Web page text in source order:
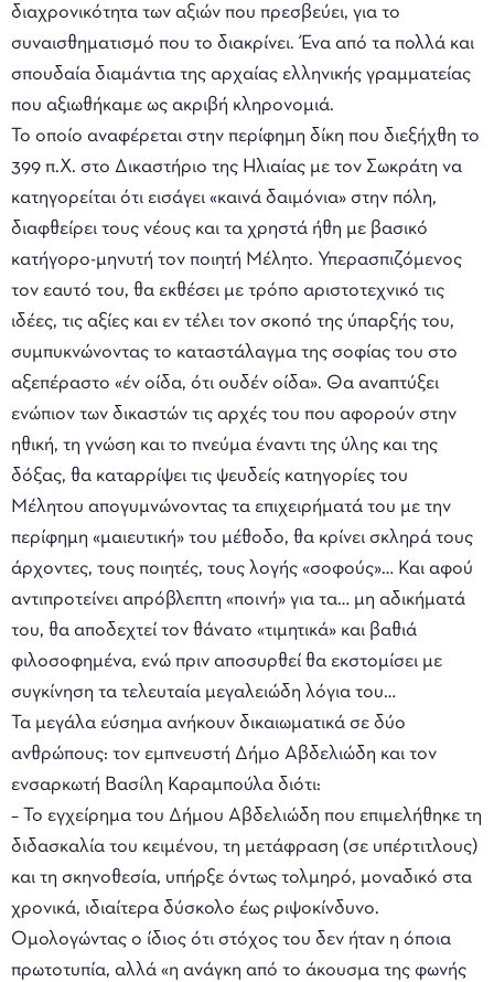
διαχρονικότητα των αξιών που πρεσβεύει, για το
συναισθηματισμό που το διακρίνει. Ένα από τα πολλά και
σπουδαία διαμάντια της αρχαίας ελληνικής γραμματείας
που αξιωθήκαμε ως ακριβή κληρονομιά.
Το οποίο αναφέρεται στην περίφημη δίκη που διεξήχθη το
399 π.Χ. στο Δικαστήριο της Ηλιαίας με τον Σωκράτη να
κατηγορείται ότι εισάγει «καινά δαιμόνια» στην πόλη,
διαφθείρει τους νέους και τα χρηστά ήθη με βασικό
κατήγορο-μηνυτή τον ποιητή Μέλητο. Υπερασπιζόμενος
τον εαυτό του, θα εκθέσει με τρόπο αριστοτεχνικό τις
ιδέες, τις αξίες και εν τέλει τον σκοπό της ύπαρξής του,
συμπυκνώνοντας το καταστάλαγμα της σοφίας του στο
αξεπέραστο «έν οίδα, ότι ουδέν οίδα». Θα αναπτύξει
ενώπιον των δικαστών τις αρχές του που αφορούν στην
ηθική, τη γνώση και το πνεύμα έναντι της ύλης και της
δόξας, θα καταρρίψει τις ψευδείς κατηγορίες του
Μέλητου απογυμνώνοντας τα επιχειρήματά του με την
περίφημη «μαιευτική» του μέθοδο, θα κρίνει σκληρά τους
άρχοντες, τους ποιητές, τους λογής «σοφούς»… Και αφού
αντιπροτείνει απρόβλεπτη «ποινή» για τα… μη αδικήματά
του, θα αποδεχτεί τον θάνατο «τιμητικά» και βαθιά
φιλοσοφημένα, ενώ πριν αποσυρθεί θα εκστομίσει με
συγκίνηση τα τελευταία μεγαλειώδη λόγια του…
Τα μεγάλα εύσημα ανήκουν δικαιωματικά σε δύο
ανθρώπους: τον εμπνευστή Δήμο Αβδελιώδη και τον
ενσαρκωτή Βασίλη Καραμπούλα διότι:
– Το εγχείρημα του Δήμου Αβδελιώδη που επιμελήθηκε τη
διδασκαλία του κειμένου, τη μετάφραση (σε υπέρτιτλους)
και τη σκηνοθεσία, υπήρξε όντως τολμηρό, μοναδικό στα
χρονικά, ιδιαίτερα δύσκολο έως ριψοκίνδυνο.
Ομολογώντας ο ίδιος ότι στόχος του δεν ήταν η όποια
πρωτοτυπία, αλλά «η ανάγκη από το άκουσμα της φωνής